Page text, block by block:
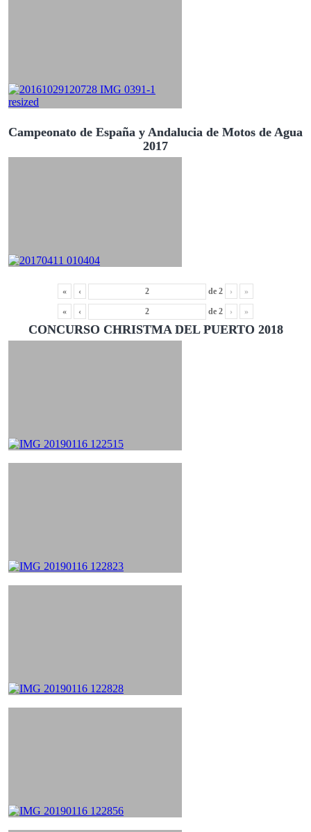
Campeonato de España y Andalucia de Motos de Agua
2017
« ‹ de 2 › »
« ‹ de 2 › »
CONCURSO CHRISTMA DEL PUERTO 2018